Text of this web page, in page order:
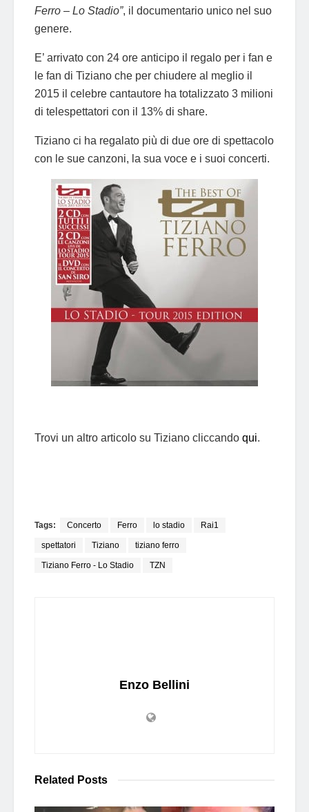
Ferro – Lo Stadio”, il documentario unico nel suo
genere.
E’ arrivato con 24 ore anticipo il regalo per i fan e
le fan di Tiziano che per chiudere al meglio il
2015 il celebre cantautore ha totalizzato 3 milioni
di telespettatori con il 13% di share.
Tiziano ci ha regalato più di due ore di spettacolo
con le sue canzoni, la sua voce e i suoi concerti.
Trovi un altro articolo su Tiziano cliccando qui.
Tags: Concerto Ferro lo stadio Rai1
spettatori Tiziano tiziano ferro
Tiziano Ferro - Lo Stadio TZN
Enzo Bellini
Related Posts